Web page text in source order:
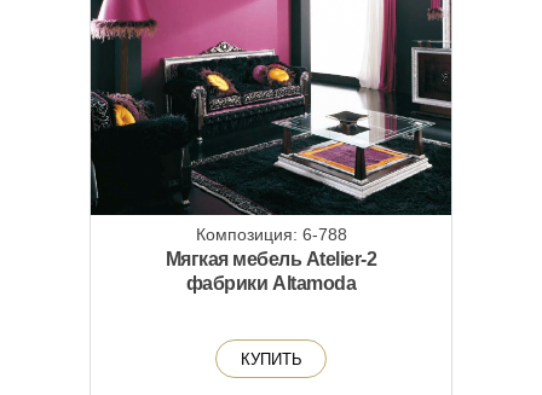
Композиция: 6-788
Мягкая мебель Atelier-2
фабрики Altamoda
КУПИТЬ